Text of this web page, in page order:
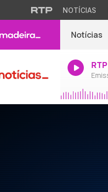
NOTÍCIAS
Notícias